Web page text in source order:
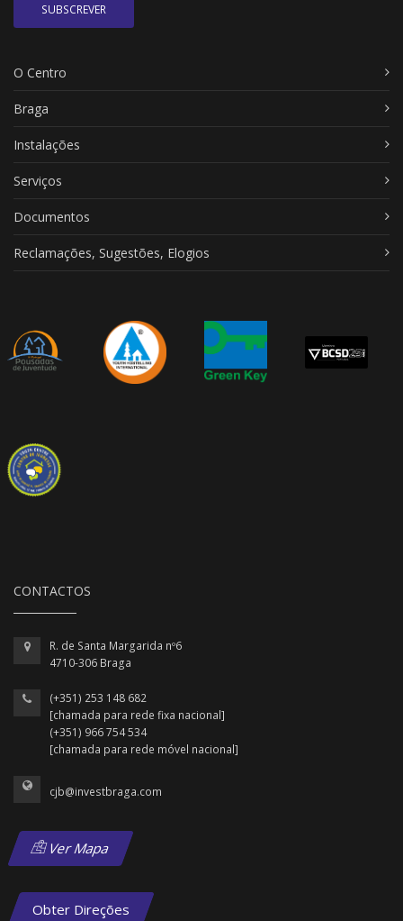
SUBSCREVER
O Centro
Braga
Instalações
Serviços
Documentos
Reclamações, Sugestões, Elogios
CONTACTOS
R. de Santa Margarida nº6
4710-306 Braga
(+351) 253 148 682
[chamada para rede fixa nacional]
(+351) 966 754 534
[chamada para rede móvel nacional]
cjb@investbraga.com
Ver Mapa
Obter Direções